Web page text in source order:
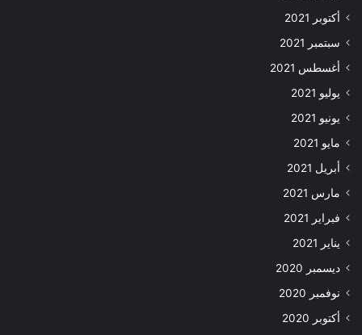
أكتوبر 2021
سبتمبر 2021
أغسطس 2021
يوليو 2021
يونيو 2021
مايو 2021
أبريل 2021
مارس 2021
فبراير 2021
يناير 2021
ديسمبر 2020
نوفمبر 2020
أكتوبر 2020